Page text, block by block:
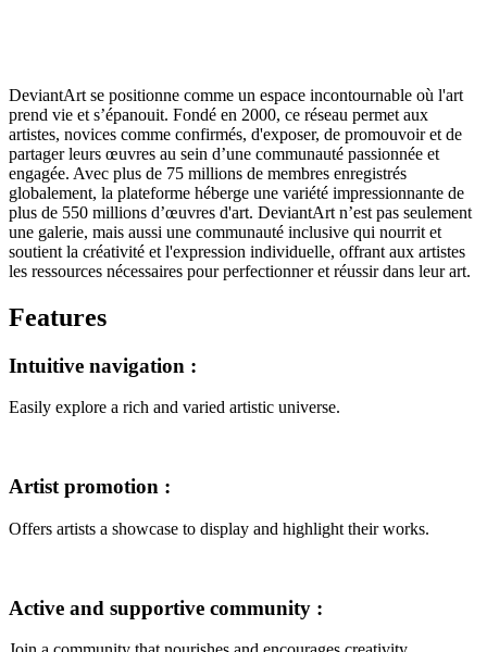
DeviantArt se positionne comme un espace incontournable où l'art
prend vie et s’épanouit. Fondé en 2000, ce réseau permet aux
artistes, novices comme confirmés, d'exposer, de promouvoir et de
partager leurs œuvres au sein d’une communauté passionnée et
engagée. Avec plus de 75 millions de membres enregistrés
globalement, la plateforme héberge une variété impressionnante de
plus de 550 millions d’œuvres d'art. DeviantArt n’est pas seulement
une galerie, mais aussi une communauté inclusive qui nourrit et
soutient la créativité et l'expression individuelle, offrant aux artistes
les ressources nécessaires pour perfectionner et réussir dans leur art.
Features
Intuitive navigation :
Easily explore a rich and varied artistic universe.
Artist promotion :
Offers artists a showcase to display and highlight their works.
Active and supportive community :